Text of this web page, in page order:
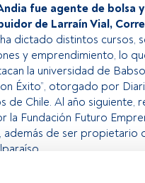
fue agente de bolsa
de Larraín Vial,
dictado distintos cursos,
y emprendimiento, lo
la universidad de
Éxito”, otorgado por
de Chile. Al año siguiente,
la Fundación Futuro
además de ser propietario